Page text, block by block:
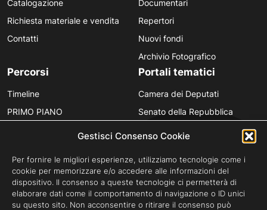
Gestisci Consenso Cookie
Per fornire le migliori esperienze, utilizziamo tecnologie come i
cookie per memorizzare e/o accedere alle informazioni del
dispositivo. Il consenso a queste tecnologie ci permetterà di
elaborare dati come il comportamento di navigazione o ID unici
su questo sito. Non acconsentire o ritirare il consenso può
Catalogazione
Richiesta materiale e vendita
Contatti
Documentari
Repertori
Nuovi fondi
Archivio Fotografico
Percorsi
Timeline
PRIMO PIANO
Anniversari
Portali tematici
Camera dei Deputati
Senato della Repubblica
Luce per la didattica
Fare gli italiani